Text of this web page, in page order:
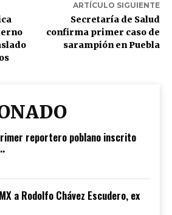
ARTÍCULO SIGUIENTE
Secretaría de Salud
confirma primer caso de
sarampión en Puebla
reportero poblano inscrito
a Rodolfo Chávez Escudero, ex